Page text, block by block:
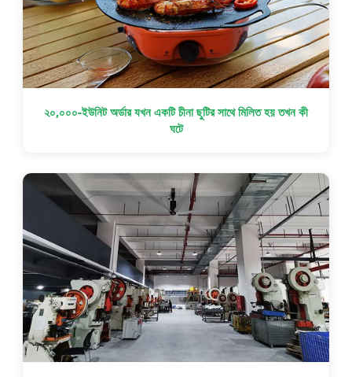
২০,০০০-ইউনিট অর্ডার যখন একটি চীনা ছুটির সাথে মিলিত হয় তখন কী
ঘটে